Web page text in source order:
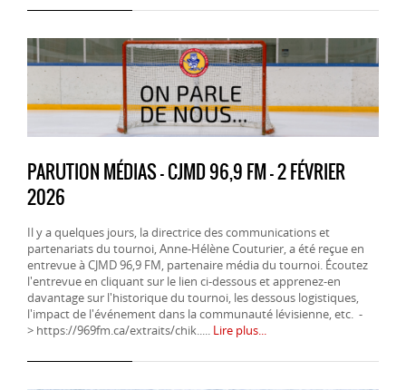
PARUTION MÉDIAS - CJMD 96,9 FM - 2 FÉVRIER
2026
Il y a quelques jours, la directrice des communications et
partenariats du tournoi, Anne-Hélène Couturier, a été reçue en
entrevue à CJMD 96,9 FM, partenaire média du tournoi. Écoutez
l'entrevue en cliquant sur le lien ci-dessous et apprenez-en
davantage sur l'historique du tournoi, les dessous logistiques,
l'impact de l'événement dans la communauté lévisienne, etc. -
> https://969fm.ca/extraits/chik..... Lire plus...